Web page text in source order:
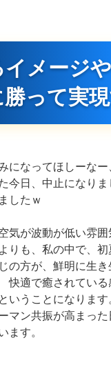
メージ
勝って実
になってほしーな
今日、中止になり
したｗ
気が波動が低い雰
りも、私の中で、
の方が、鮮明に生
適で癒されている
いうことになりま
マン共振が高まっ
ます。